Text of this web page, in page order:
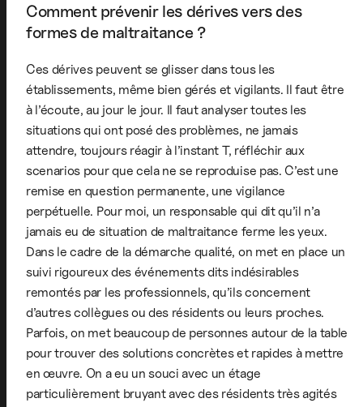
Comment prévenir les dérives vers des
formes de maltraitance ?
Ces dérives peuvent se glisser dans tous les
établissements, même bien gérés et vigilants. Il faut être
à l’écoute, au jour le jour. Il faut analyser toutes les
situations qui ont posé des problèmes, ne jamais
attendre, toujours réagir à l’instant T, réfléchir aux
scenarios pour que cela ne se reproduise pas. C’est une
remise en question permanente, une vigilance
perpétuelle. Pour moi, un responsable qui dit qu’il n’a
jamais eu de situation de maltraitance ferme les yeux.
Dans le cadre de la démarche qualité, on met en place un
suivi rigoureux des événements dits indésirables
remontés par les professionnels, qu’ils concernent
d’autres collègues ou des résidents ou leurs proches.
Parfois, on met beaucoup de personnes autour de la table
pour trouver des solutions concrètes et rapides à mettre
en œuvre. On a eu un souci avec un étage
particulièrement bruyant avec des résidents très agités